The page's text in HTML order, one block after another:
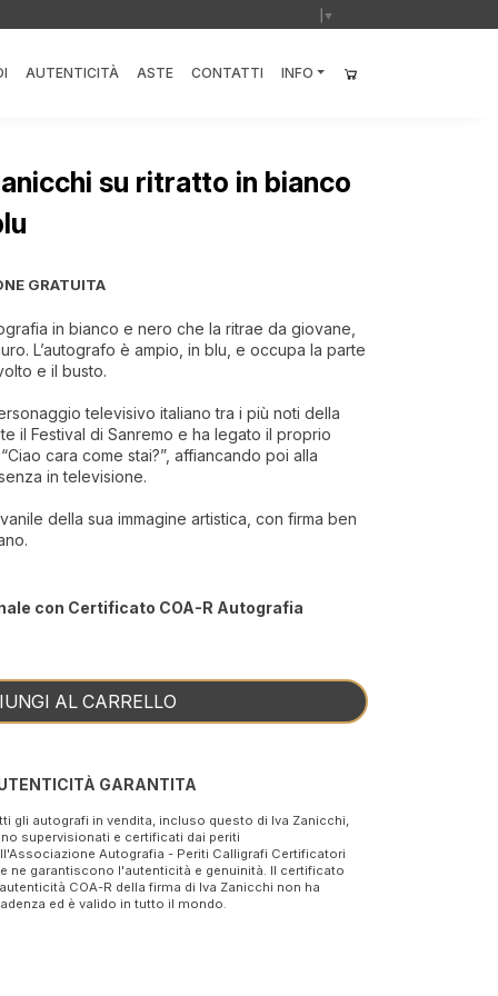
▼
AUTENTICITÀ ASTE CONTATTI INFO
su ritratto in bianco
GRATUITA
in bianco e nero che la ritrae da giovane,
L’autografo è ampio, in blu, e occupa la parte
e il busto.
televisivo italiano tra i più noti della
il Festival di Sanremo e ha legato il proprio
cara come stai?”, affiancando poi alla
in televisione.
della sua immagine artistica, con firma ben
con Certificato COA-R Autografia
AL CARRELLO
GARANTITA
gli autografi in vendita, incluso questo di Iva Zanicchi,
supervisionati e certificati dai periti
Autografia - Periti Calligrafi Certificatori
ne garantiscono l'autenticità e genuinità. Il certificato
COA-R della firma di Iva Zanicchi non ha
ed è valido in tutto il mondo.